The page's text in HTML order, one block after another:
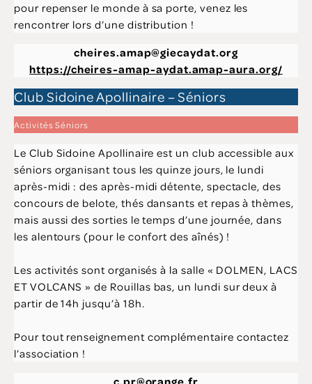
pour repenser le monde à sa porte, venez les
rencontrer lors d’une distribution !
cheires.amap@giecaydat.org
https://cheires-amap-aydat.amap-aura.org/
Club Sidoine Apollinaire – Séniors
Activités Séniors
Le Club Sidoine Apollinaire est un club accessible aux
séniors organisant tous les quinze jours, le lundi
après-midi : des après-midi détente, spectacle, des
concours de belote, thés dansants et repas à thèmes,
mais aussi des sorties le temps d’une journée, dans
les alentours (pour le confort des aînés) !
Les activités sont organisés à la salle « DOLMEN, LACS
ET VOLCANS » de Rouillas bas, un lundi sur deux à
partir de 14h jusqu’à 18h.
Pour tout renseignement complémentaire contactez
l’association !